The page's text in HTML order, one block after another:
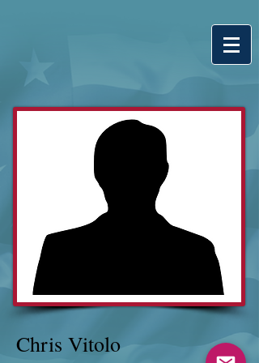
Chris Vitolo